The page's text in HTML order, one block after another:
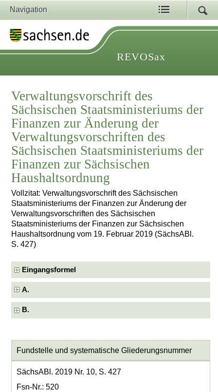
Navigation
REVOSax
Verwaltungsvorschrift des
Sächsischen Staatsministeriums der
Finanzen zur Änderung der
Verwaltungsvorschriften des
Sächsischen Staatsministeriums der
Finanzen zur Sächsischen
Haushaltsordnung
Vollzitat: Verwaltungsvorschrift des Sächsischen
Staatsministeriums der Finanzen zur Änderung der
Verwaltungsvorschriften des Sächsischen
Staatsministeriums der Finanzen zur Sächsischen
Haushaltsordnung vom 19. Februar 2019 (SächsABl.
S. 427)
Eingangsformel
A.
B.
Fundstelle und systematische Gliederungsnummer
SächsABl. 2019 Nr. 10, S. 427
Fsn-Nr.: 520